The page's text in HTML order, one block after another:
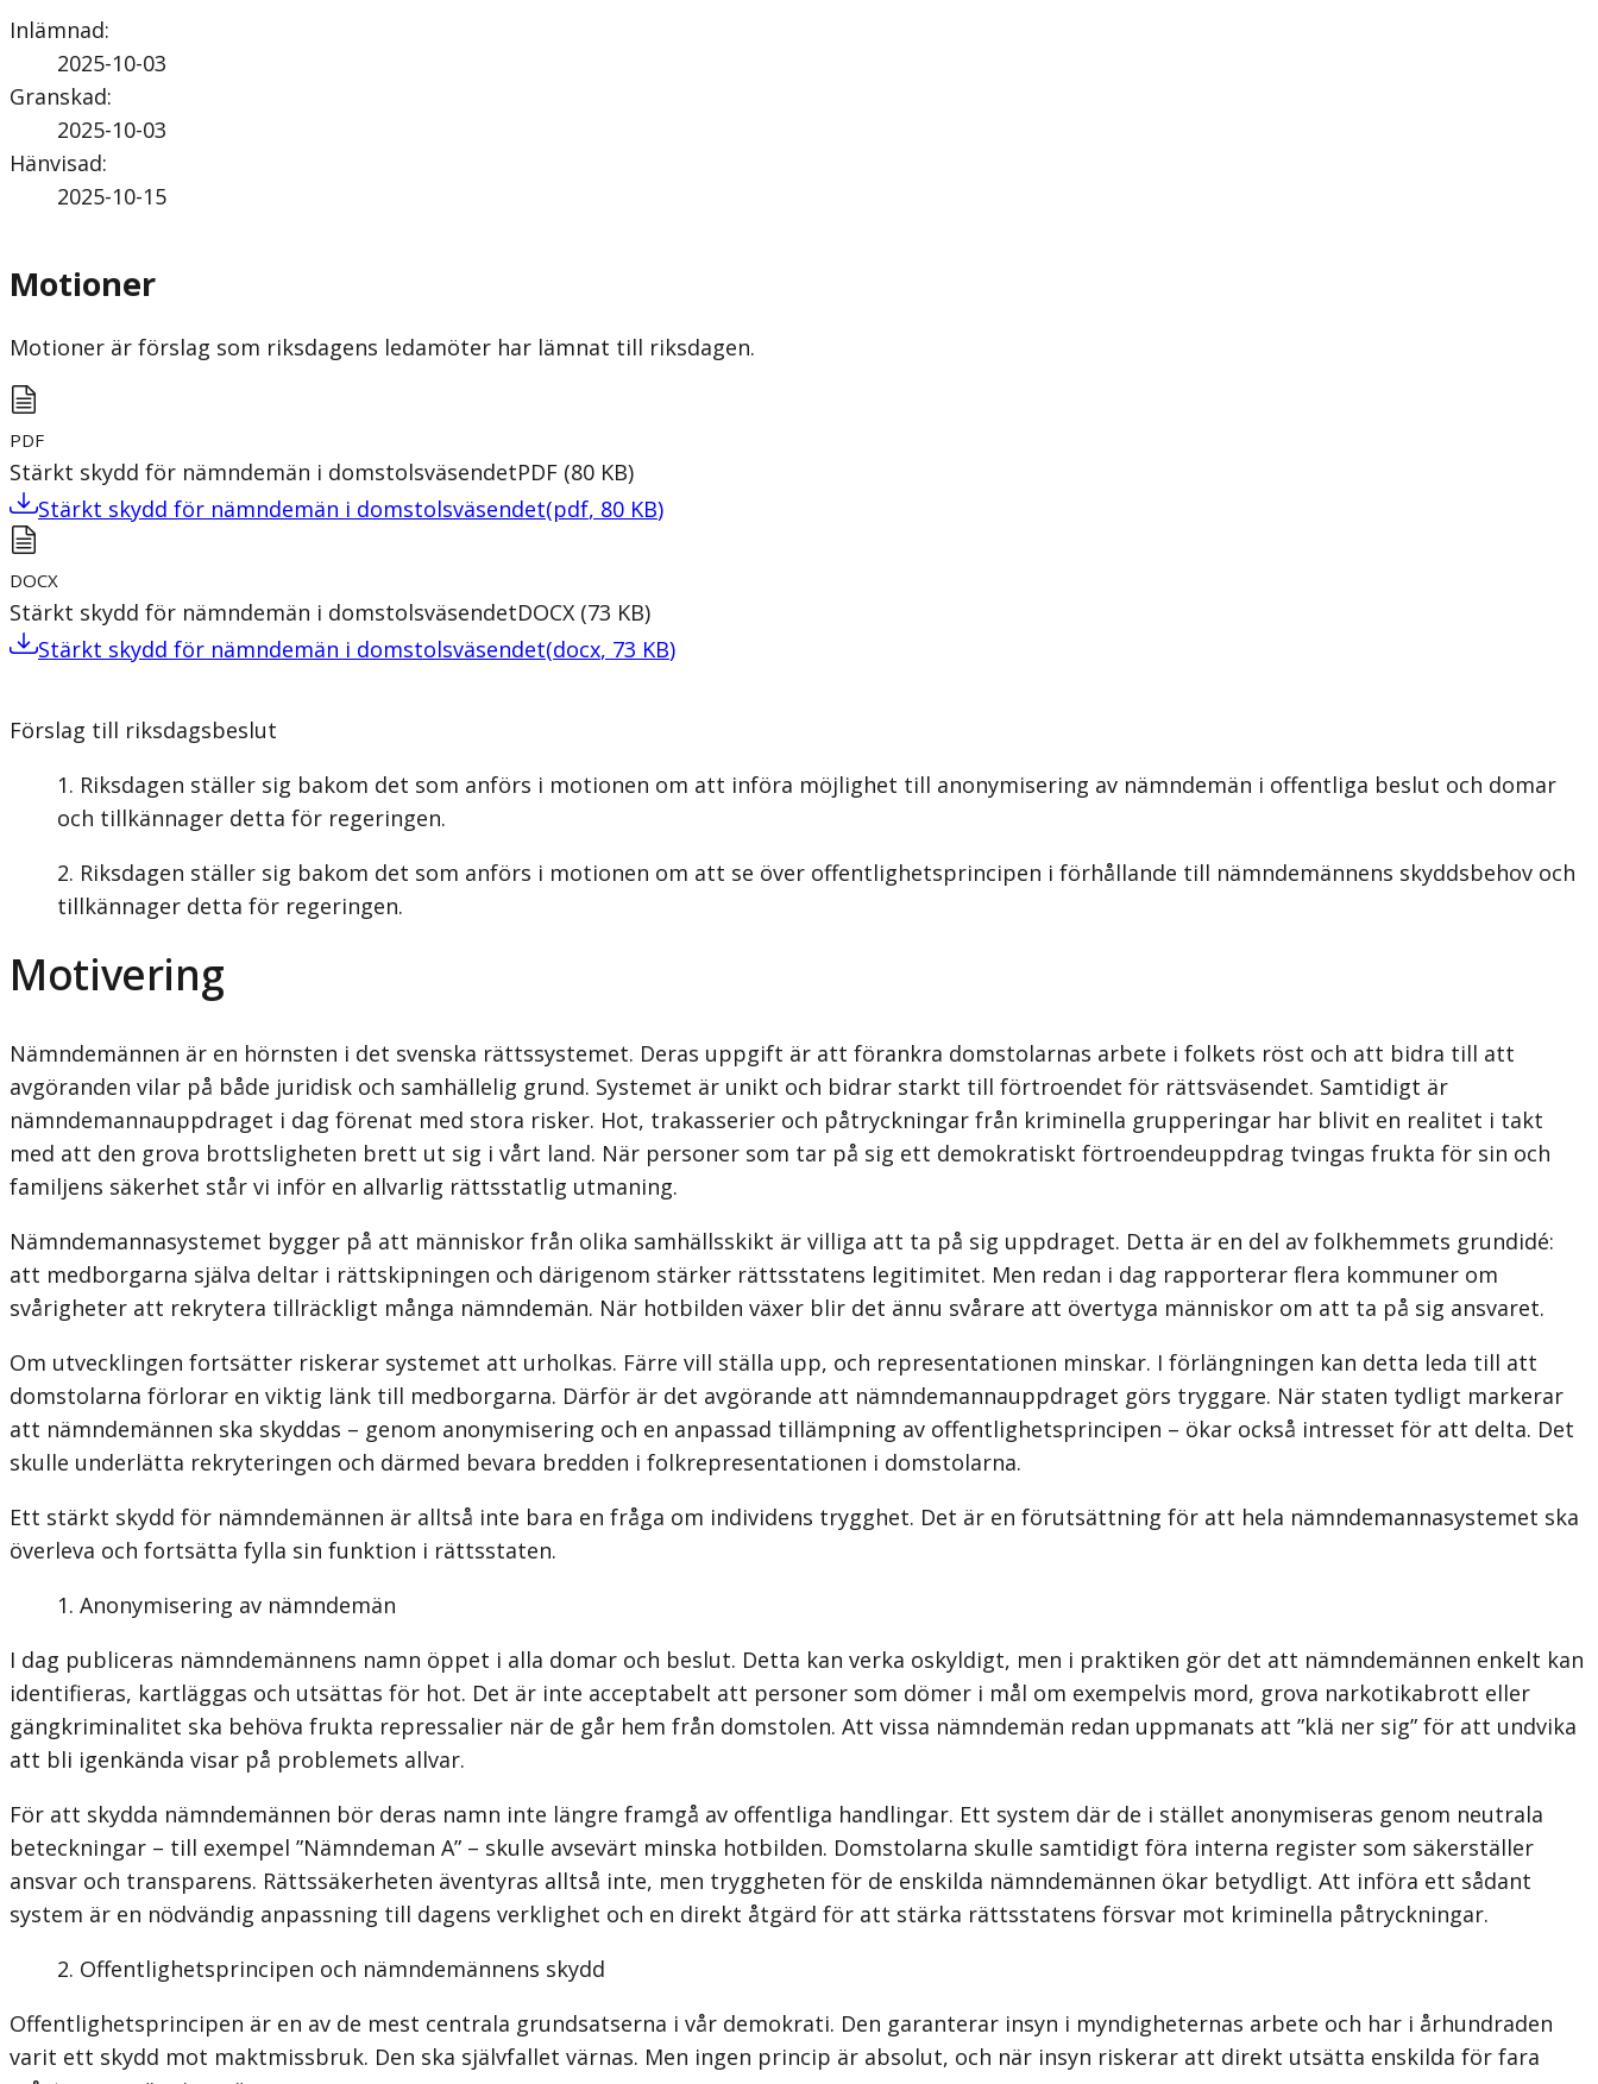
Inlämnad:
2025-10-03
Granskad:
2025-10-03
Hänvisad:
2025-10-15
Motioner
Motioner är förslag som riksdagens ledamöter har lämnat till riksdagen.
PDF
Stärkt skydd för nämndemän i domstolsväsendetPDF (80 KB)
Stärkt skydd för nämndemän i domstolsväsendet(pdf, 80 KB)
DOCX
Stärkt skydd för nämndemän i domstolsväsendetDOCX (73 KB)
Stärkt skydd för nämndemän i domstolsväsendet(docx, 73 KB)
Förslag till riksdagsbeslut
Riksdagen ställer sig bakom det som anförs i motionen om att införa möjlighet till anonymisering av nämndemän i offentliga beslut och domar
och tillkännager detta för regeringen.
Riksdagen ställer sig bakom det som anförs i motionen om att se över offentlighetsprincipen i förhållande till nämndemännens skyddsbehov och
tillkännager detta för regeringen.
Motivering
Nämndemännen är en hörnsten i det svenska rättssystemet. Deras uppgift är att förankra domstolarnas arbete i folkets röst och att bidra till att
avgöranden vilar på både juridisk och samhällelig grund. Systemet är unikt och bidrar starkt till förtroendet för rätts­väsendet. Samtidigt är
nämndemannauppdraget i dag förenat med stora risker. Hot, trakasserier och påtryckningar från kriminella grupperingar har blivit en realitet i takt
med att den grova brottsligheten brett ut sig i vårt land. När personer som tar på sig ett demokratiskt förtroendeuppdrag tvingas frukta för sin och
familjens säkerhet står vi inför en allvarlig rättsstatlig utmaning.
Nämndemannasystemet bygger på att människor från olika samhällsskikt är villiga att ta på sig uppdraget. Detta är en del av folkhemmets grundidé:
att medborgarna själva deltar i rättskipningen och därigenom stärker rättsstatens legitimitet. Men redan i dag rapporterar flera kommuner om
svårigheter att rekrytera tillräckligt många nämndemän. När hotbilden växer blir det ännu svårare att övertyga människor om att ta på sig ansvaret.
Om utvecklingen fortsätter riskerar systemet att urholkas. Färre vill ställa upp, och representationen minskar. I förlängningen kan detta leda till att
domstolarna förlorar en viktig länk till medborgarna. Därför är det avgörande att nämndemannauppdraget görs tryggare. När staten tydligt markerar
att nämndemännen ska skyddas – genom anonymisering och en anpassad tillämpning av offentlighetsprincipen – ökar också intresset för att delta. Det
skulle underlätta rekryteringen och därmed bevara bredden i folkrepresentationen i domstolarna.
Ett stärkt skydd för nämndemännen är alltså inte bara en fråga om individens trygghet. Det är en förutsättning för att hela nämndemannasystemet ska
överleva och fortsätta fylla sin funktion i rättsstaten.
Anonymisering av nämndemän
I dag publiceras nämndemännens namn öppet i alla domar och beslut. Detta kan verka oskyldigt, men i praktiken gör det att nämndemännen enkelt kan
identifieras, kartläggas och utsättas för hot. Det är inte acceptabelt att personer som dömer i mål om exempelvis mord, grova narkotikabrott eller
gängkriminalitet ska behöva frukta repressalier när de går hem från domstolen. Att vissa nämndemän redan uppmanats att ”klä ner sig” för att undvika
att bli igenkända visar på problemets allvar.
För att skydda nämndemännen bör deras namn inte längre framgå av offentliga handlingar. Ett system där de i stället anonymiseras genom neutrala
beteckningar – till exempel ”Nämndeman A” – skulle avsevärt minska hotbilden. Domstolarna skulle samtidigt föra interna register som säkerställer
ansvar och transparens. Rättssäkerheten äventyras alltså inte, men tryggheten för de enskilda nämndemännen ökar betydligt. Att införa ett sådant
system är en nödvändig anpassning till dagens verklighet och en direkt åtgärd för att stärka rättsstatens försvar mot kriminella påtryckningar.
Offentlighetsprincipen och nämndemännens skydd
Offentlighetsprincipen är en av de mest centrala grundsatserna i vår demokrati. Den garanterar insyn i myndigheternas arbete och har i århundraden
varit ett skydd mot maktmissbruk. Den ska självfallet värnas. Men ingen princip är absolut, och när insyn riskerar att direkt utsätta enskilda för fara